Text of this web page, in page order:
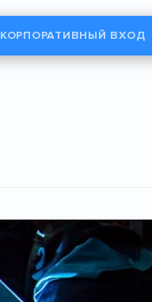
КОРПОРАТИВНЫЙ ВХОД